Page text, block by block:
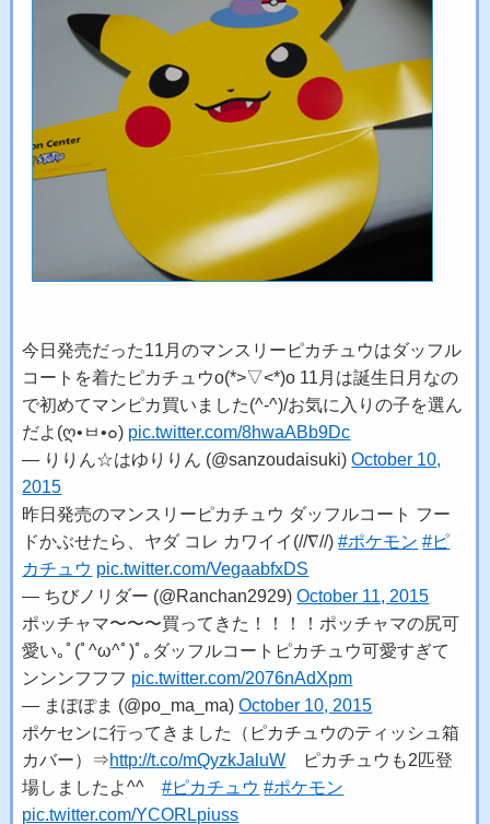
今日発売だった11月のマンスリーピカチュウはダッフル
コートを着たピカチュウo(*>▽<*)o 11月は誕生日月なの
で初めてマンピカ買いました(^-^)/お気に入りの子を選ん
だよ(ღ•ㅂ•๐) pic.twitter.com/8hwaABb9Dc
— りりん☆はゆりりん (@sanzoudaisuki)October 10,
2015
昨日発売のマンスリーピカチュウ ダッフルコート フー
ドかぶせたら、ヤダ コレ カワイイ(//∇//)#ポケモン #ピ
カチュウ pic.twitter.com/VegaabfxDS
— ちびノリダー (@Ranchan2929)October 11, 2015
ポッチャマ〜〜〜買ってきた！！！！ポッチャマの尻可
愛い｡ﾟ(ﾟ^ω^ﾟ)ﾟ｡ダッフルコートピカチュウ可愛すぎて
ンンンフフフ pic.twitter.com/2076nAdXpm
— まぽぽま (@po_ma_ma)October 10, 2015
ポケセンに行ってきました（ピカチュウのティッシュ箱
カバー）⇒http://t.co/mQyzkJaluW ピカチュウも2匹登
場しましたよ^^#ピカチュウ #ポケモン
pic.twitter.com/YCORLpiuss